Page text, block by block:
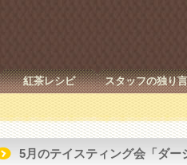
紅茶レシピ スタッフの独り言
5月のテイスティング会「ダ